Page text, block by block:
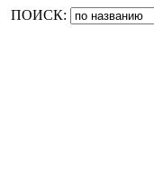
ПОИСК: